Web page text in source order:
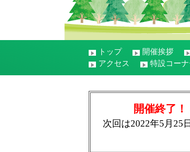
トップ 開催挨拶
アクセス
特設コーナ
開催終了
次回は2022年5月25